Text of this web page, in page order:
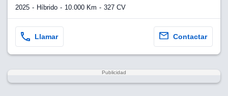
2025 Híbrido 10.000 Km 327 CV
Llamar Contactar